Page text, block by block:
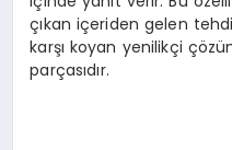
çıkan içeriden gelen
karşı koyan yenilikçi
parçasıdır.